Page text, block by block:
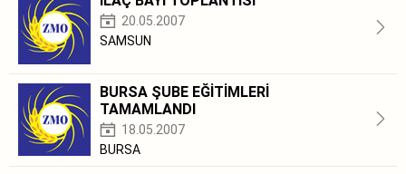
20.05.2007
SAMSUN
BURSA ŞUBE EĞİTİMLERİ
TAMAMLANDI
18.05.2007
BURSA